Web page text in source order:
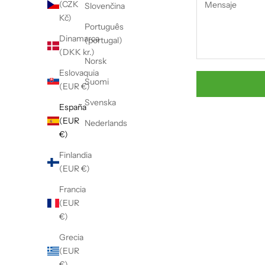
(CZK
Kč)
Dinamarca
(DKK kr.)
Eslovaquia
(EUR €)
España
(EUR
€)
Finlandia
(EUR €)
Francia
(EUR
€)
Grecia
(EUR
Slovenčina
Português
(portugal)
Norsk
Suomi
Svenska
Nederlands